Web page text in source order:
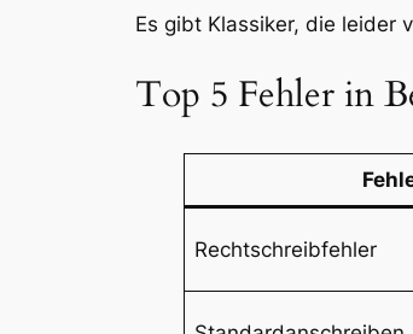
Es gibt Klassiker, die leider
Top 5 Fehler in
Rechtschreibfehler